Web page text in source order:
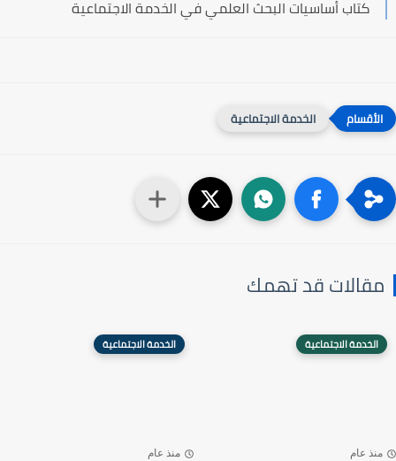
كتاب أساسيات البحث العلمي في الخدمة الاجتماعية‎
الخدمة الاجتماعية
مقالات قد تهمك
الخدمة الاجتماعية
منذ عام
الخدمة الاجتماعية
منذ عام